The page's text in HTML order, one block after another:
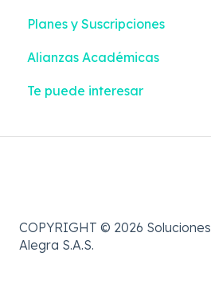
Planes y Suscripciones
Alianzas Académicas
Te puede interesar
COPYRIGHT © 2026 Soluciones
Alegra S.A.S.